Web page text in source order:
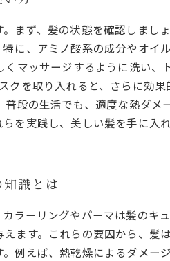
まず、髪の状態を確認しま
に、アミノ酸系の成分やオ
マッサージするように洗い
クを取り入れると、さらに効
段の生活でも、適度な熱ダ
を実践し、美しい髪を手に入れ
識とは
ラーリングやパーマは髪のキ
ます。これらの要因から、
例えば、熱乾燥によるダメー